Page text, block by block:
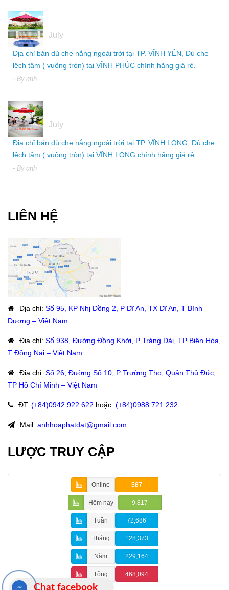
July
Địa chỉ bán dù che nắng ngoài trời tại TP. VĨNH YÊN, Dù che
lệch tâm ( vuông tròn) tại VĨNH PHÚC chính hãng giá rẻ.
- By anh
July
Địa chỉ bán dù che nắng ngoài trời tại TP. VĨNH LONG, Dù che
lệch tâm ( vuông tròn) tại VĨNH LONG chính hãng giá rẻ.
- By anh
LIÊN HỆ
Địa chỉ: Số 95, KP Nhị Đồng 2, P Dĩ An, TX Dĩ An, T Bình
Dương – Việt Nam
Địa chỉ: Số 938, Đường Đồng Khởi, P Trảng Dài, TP Biên Hòa,
T Đồng Nai – Việt Nam
Địa chỉ: Số 26, Đường Số 10, P Trường Thọ, Quận Thủ Đức,
TP Hồ Chí Minh – Việt Nam
ĐT: (+84)0942 922 622 hoặc: (+84)0988.721.232
Mail: anhhoaphatdat@gmail.com
LƯỢC TRUY CẬP
Online 587
Hôm nay 9,817
Tuần 72,686
Tháng 128,373
Năm 229,164
Tổng 468,094
Chat facebook